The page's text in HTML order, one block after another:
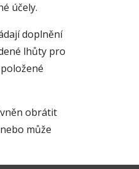
účely.
doplnění
lhůty pro
obrátit
může